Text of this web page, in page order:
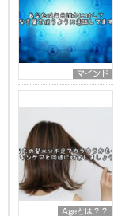
マインド
Ageとは？？